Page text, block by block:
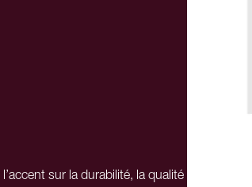
sur la durabilité, la qualité